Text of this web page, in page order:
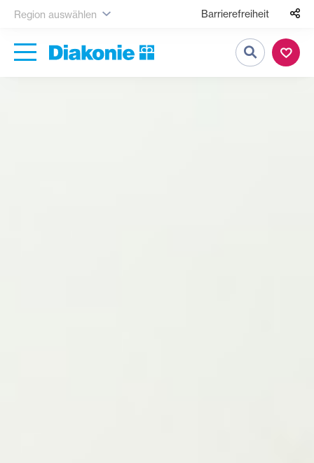
Region auswählen Barrierefreiheit
Suche